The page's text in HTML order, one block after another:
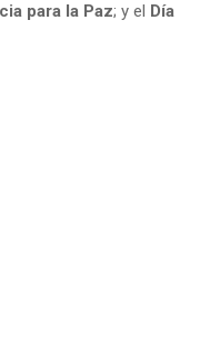
para la Paz; y el Día